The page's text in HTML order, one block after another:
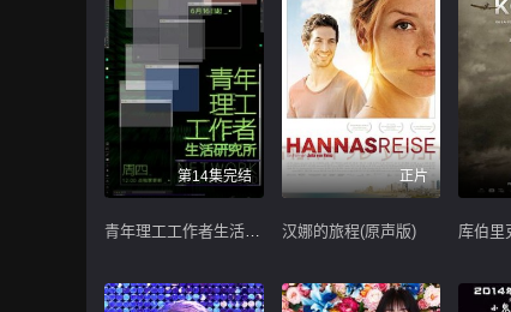
第14集完结
青年理工工作者生活研究所
正片
汉娜的旅程(原声版) 库伯里